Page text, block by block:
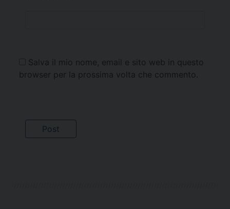
Salva il mio nome, email e sito web in questo
browser per la prossima volta che commento.